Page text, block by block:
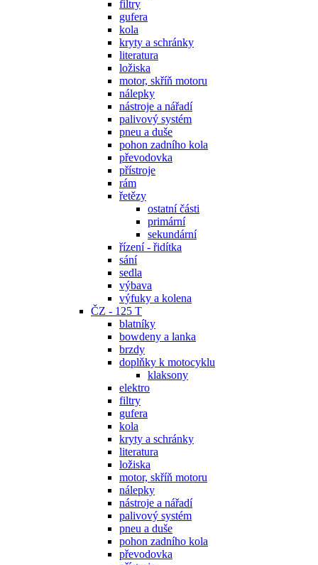
filtry
gufera
kola
kryty a schránky
literatura
ložiska
motor, skříň motoru
nálepky
nástroje a nářadí
palivový systém
pneu a duše
pohon zadního kola
převodovka
přístroje
rám
řetězy
ostatní části
primární
sekundární
řízení - řidítka
sání
sedla
výbava
výfuky a kolena
ČZ - 125 T
blatníky
bowdeny a lanka
brzdy
doplňky k motocyklu
klaksony
elektro
filtry
gufera
kola
kryty a schránky
literatura
ložiska
motor, skříň motoru
nálepky
nástroje a nářadí
palivový systém
pneu a duše
pohon zadního kola
převodovka